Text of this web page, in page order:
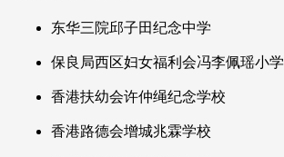
东华三院邱子田纪念中学
保良局西区妇女福利会冯李佩瑶小学
香港扶幼会许仲绳纪念学校
香港路德会增城兆霖学校